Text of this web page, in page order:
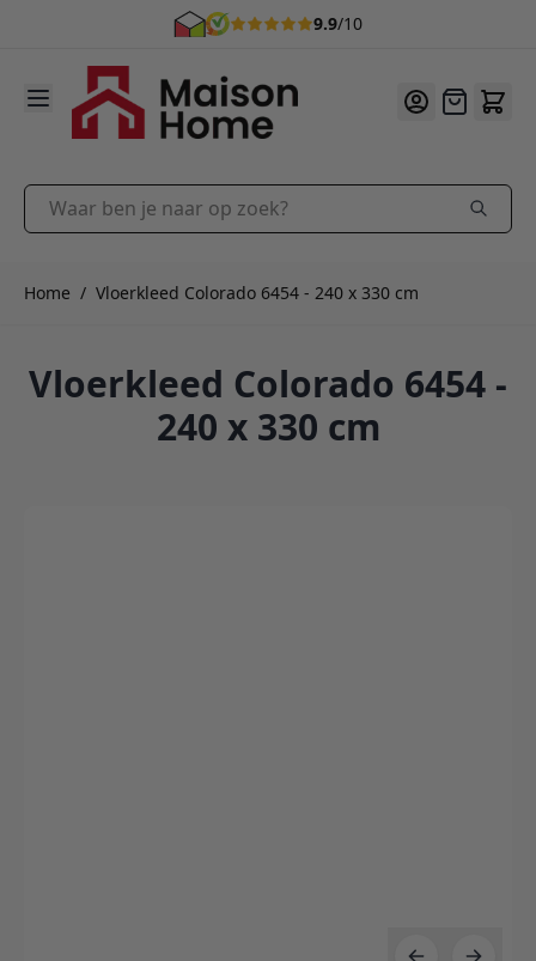
9.9/10
Ga naar de inhoud
Offerte
Waar ben je naar op zoek?
Home / Vloerkleed Colorado 6454 - 240 x 330 cm
Vloerkleed Colorado 6454 -
240 x 330 cm